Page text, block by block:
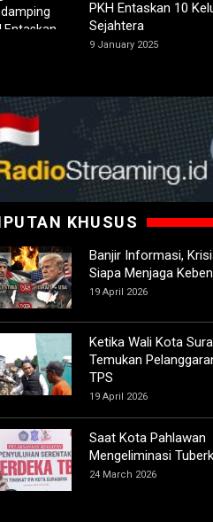
PKH Entaskan 10
Sejahtera
9 January 2025
KHUSUS
Banjir Informasi,
Siapa Menjaga
19 April 2026
Ketika Wali Kota
Temukan
TPS
19 April 2026
Saat Kota Pahlawan
Mengeliminasi
24 March 2026